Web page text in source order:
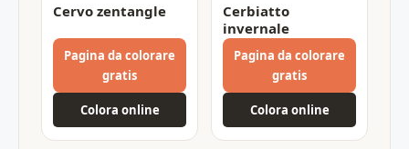
Cervo zentangle
Pagina da colorare
gratis
Colora online
Cerbiatto
invernale
Pagina da colorare
gratis
Colora online